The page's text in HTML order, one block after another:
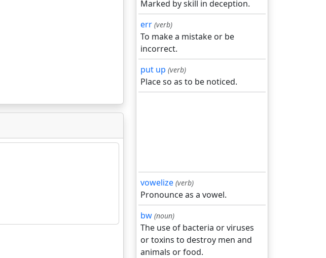
Marked by skill in deception.
err (verb)
To make a mistake or be
incorrect.
put up (verb)
Place so as to be noticed.
vowelize (verb)
Pronounce as a vowel.
bw (noun)
The use of bacteria or viruses
or toxins to destroy men and
animals or food.